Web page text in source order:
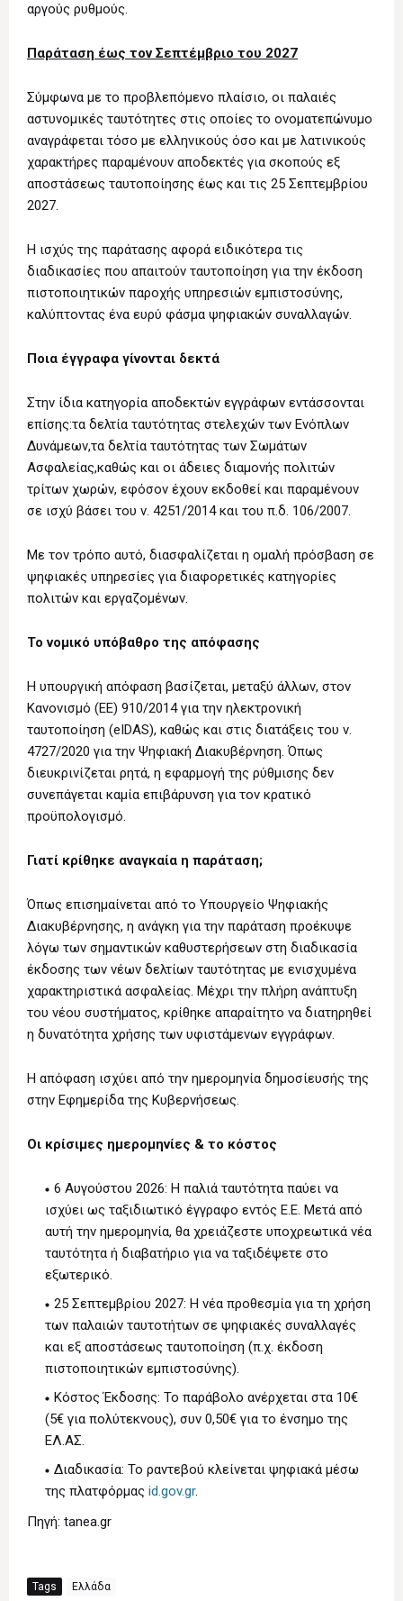
αργούς ρυθμούς.
Παράταση έως τον Σεπτέμβριο του 2027
Σύμφωνα με το προβλεπόμενο πλαίσιο, οι παλαιές
αστυνομικές ταυτότητες στις οποίες το ονοματεπώνυμο
αναγράφεται τόσο με ελληνικούς όσο και με λατινικούς
χαρακτήρες παραμένουν αποδεκτές για σκοπούς εξ
αποστάσεως ταυτοποίησης έως και τις 25 Σεπτεμβρίου
2027.
Η ισχύς της παράτασης αφορά ειδικότερα τις
διαδικασίες που απαιτούν ταυτοποίηση για την έκδοση
πιστοποιητικών παροχής υπηρεσιών εμπιστοσύνης,
καλύπτοντας ένα ευρύ φάσμα ψηφιακών συναλλαγών.
Ποια έγγραφα γίνονται δεκτά
Στην ίδια κατηγορία αποδεκτών εγγράφων εντάσσονται
επίσης:τα δελτία ταυτότητας στελεχών των Ενόπλων
Δυνάμεων,τα δελτία ταυτότητας των Σωμάτων
Ασφαλείας,καθώς και οι άδειες διαμονής πολιτών
τρίτων χωρών, εφόσον έχουν εκδοθεί και παραμένουν
σε ισχύ βάσει του ν. 4251/2014 και του π.δ. 106/2007.
Με τον τρόπο αυτό, διασφαλίζεται η ομαλή πρόσβαση σε
ψηφιακές υπηρεσίες για διαφορετικές κατηγορίες
πολιτών και εργαζομένων.
Το νομικό υπόβαθρο της απόφασης
Η υπουργική απόφαση βασίζεται, μεταξύ άλλων, στον
Κανονισμό (ΕΕ) 910/2014 για την ηλεκτρονική
ταυτοποίηση (eIDAS), καθώς και στις διατάξεις του ν.
4727/2020 για την Ψηφιακή Διακυβέρνηση. Όπως
διευκρινίζεται ρητά, η εφαρμογή της ρύθμισης δεν
συνεπάγεται καμία επιβάρυνση για τον κρατικό
προϋπολογισμό.
Γιατί κρίθηκε αναγκαία η παράταση;
Όπως επισημαίνεται από το Υπουργείο Ψηφιακής
Διακυβέρνησης, η ανάγκη για την παράταση προέκυψε
λόγω των σημαντικών καθυστερήσεων στη διαδικασία
έκδοσης των νέων δελτίων ταυτότητας με ενισχυμένα
χαρακτηριστικά ασφαλείας. Μέχρι την πλήρη ανάπτυξη
του νέου συστήματος, κρίθηκε απαραίτητο να διατηρηθεί
η δυνατότητα χρήσης των υφιστάμενων εγγράφων.
Η απόφαση ισχύει από την ημερομηνία δημοσίευσής της
στην Εφημερίδα της Κυβερνήσεως.
Οι κρίσιμες ημερομηνίες & το κόστος
6 Αυγούστου 2026: Η παλιά ταυτότητα παύει να
ισχύει ως ταξιδιωτικό έγγραφο εντός Ε.Ε. Μετά από
αυτή την ημερομηνία, θα χρειάζεστε υποχρεωτικά νέα
ταυτότητα ή διαβατήριο για να ταξιδέψετε στο
εξωτερικό.
25 Σεπτεμβρίου 2027: Η νέα προθεσμία για τη χρήση
των παλαιών ταυτοτήτων σε ψηφιακές συναλλαγές
και εξ αποστάσεως ταυτοποίηση (π.χ. έκδοση
πιστοποιητικών εμπιστοσύνης).
Κόστος Έκδοσης: Το παράβολο ανέρχεται στα 10€
(5€ για πολύτεκνους), συν 0,50€ για το ένσημο της
ΕΛ.ΑΣ.
Διαδικασία: Το ραντεβού κλείνεται ψηφιακά μέσω
της πλατφόρμας id.gov.gr.
Πηγή: tanea.gr
Tags Ελλάδα